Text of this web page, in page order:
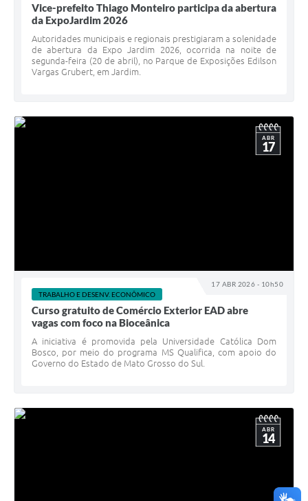
Vice-prefeito Thiago Monteiro participa da abertura
da ExpoJardim 2026
Autoridades municipais e regionais prestigiaram a solenidade
de abertura da Expo Jardim 2026, ocorrida na noite de
segunda-feira (20 de abril), no Parque de Exposições Edilson
Vargas Grubert, em Jardim.
17 ABR 2026 - 10h50
ABR
17
TRABALHO E DESENV. ECONÔMICO
Curso gratuito de Comércio Exterior EAD abre
vagas com foco na Bioceânica
A iniciativa é promovida pela Universidade Católica Dom
Bosco, por meio do programa MS Qualifica, com apoio do
Governo do Estado de Mato Grosso do Sul.
ABR
14